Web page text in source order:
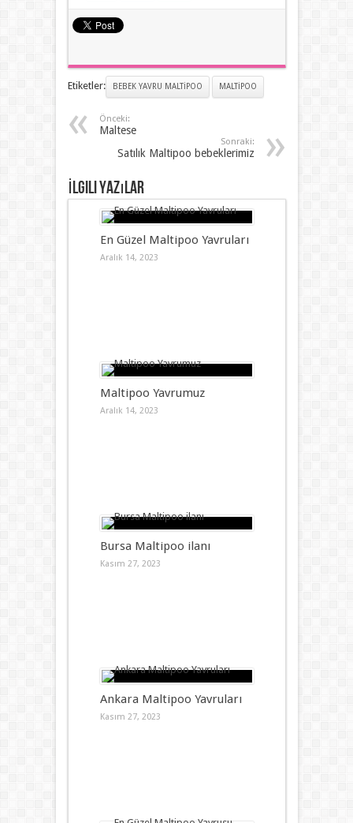
Etiketler: BEBEK YAVRU MALTIPOO MALTIPOO
Önceki:
Maltese
Sonraki:
Satılık Maltipoo bebeklerimiz
İlgili Yazılar
En Güzel Maltipoo Yavruları
Aralık 14, 2023
Maltipoo Yavrumuz
Aralık 14, 2023
Bursa Maltipoo ilanı
Kasım 27, 2023
Ankara Maltipoo Yavruları
Kasım 27, 2023